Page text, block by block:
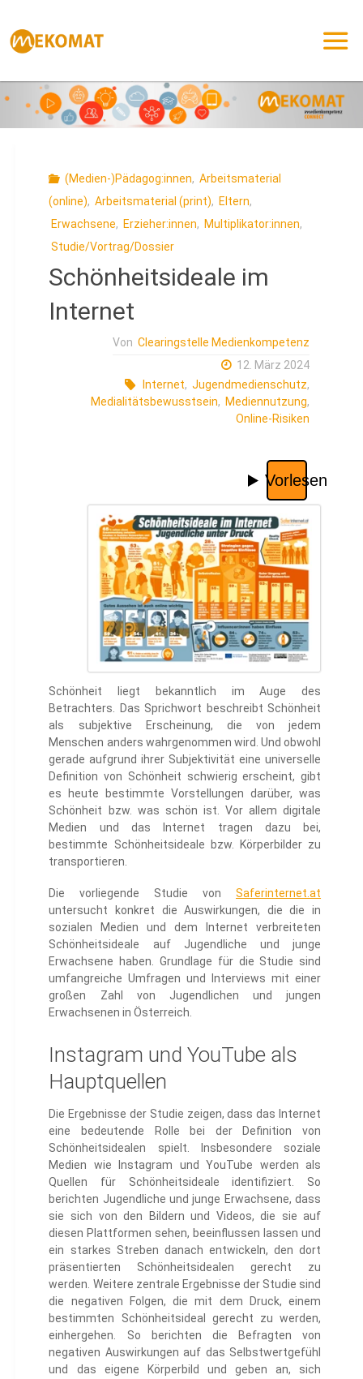
Inhalt
springen
(Medien-)Pädagog:innen, Arbeitsmaterial
(online), Arbeitsmaterial (print), Eltern,
Erwachsene, Erzieher:innen, Multiplikator:innen,
Studie/Vortrag/Dossier
Schönheitsideale im
Internet
Von Clearingstelle Medienkompetenz
12. März 2024
Internet, Jugendmedienschutz,
Medialitätsbewusstsein, Mediennutzung,
Online-Risiken
Schönheit liegt bekanntlich im Auge des
Betrachters. Das Sprichwort beschreibt Schönheit
als subjektive Erscheinung, die von jedem
Menschen anders wahrgenommen wird. Und obwohl
gerade aufgrund ihrer Subjektivität eine universelle
Definition von Schönheit schwierig erscheint, gibt
es heute bestimmte Vorstellungen darüber, was
Schönheit bzw. was schön ist. Vor allem digitale
Medien und das Internet tragen dazu bei,
bestimmte Schönheitsideale bzw. Körperbilder zu
transportieren.
Die vorliegende Studie vonSaferinternet.at
untersucht konkret die Auswirkungen, die die in
sozialen Medien und dem Internet verbreiteten
Schönheitsideale auf Jugendliche und junge
Erwachsene haben. Grundlage für die Studie sind
umfangreiche Umfragen und Interviews mit einer
großen Zahl von Jugendlichen und jungen
Erwachsenen in Österreich.
Instagram und YouTube als
Hauptquellen
Die Ergebnisse der Studie zeigen, dass das Internet
eine bedeutende Rolle bei der Definition von
Schönheitsidealen spielt. Insbesondere soziale
Medien wie Instagram und YouTube werden als
Quellen für Schönheitsideale identifiziert. So
berichten Jugendliche und junge Erwachsene, dass
sie sich von den Bildern und Videos, die sie auf
diesen Plattformen sehen, beeinflussen lassen und
ein starkes Streben danach entwickeln, den dort
präsentierten Schönheitsidealen gerecht zu
werden. Weitere zentrale Ergebnisse der Studie sind
die negativen Folgen, die mit dem Druck, einem
bestimmten Schönheitsideal gerecht zu werden,
einhergehen. So berichten die Befragten von
negativen Auswirkungen auf das Selbstwertgefühl
und das eigene Körperbild und geben an, sich